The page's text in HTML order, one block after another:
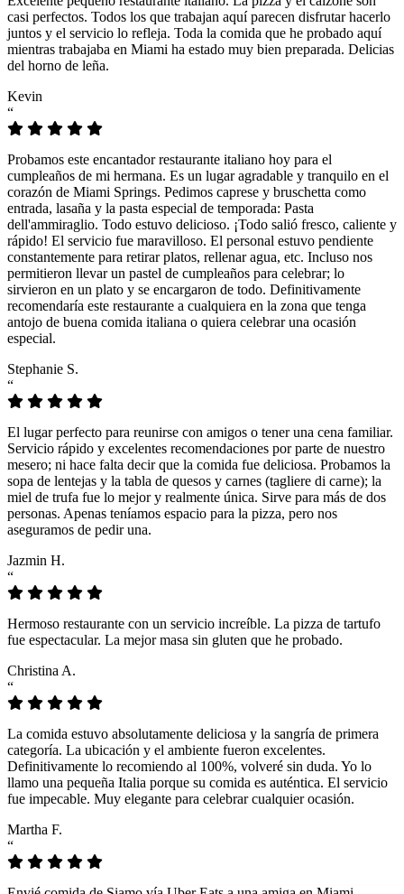
casi perfectos. Todos los que trabajan aquí parecen disfrutar hacerlo
juntos y el servicio lo refleja. Toda la comida que he probado aquí
mientras trabajaba en Miami ha estado muy bien preparada. Delicias
del horno de leña.
Kevin
“
Probamos este encantador restaurante italiano hoy para el
cumpleaños de mi hermana. Es un lugar agradable y tranquilo en el
corazón de Miami Springs. Pedimos caprese y bruschetta como
entrada, lasaña y la pasta especial de temporada: Pasta
dell'ammiraglio. Todo estuvo delicioso. ¡Todo salió fresco, caliente y
rápido! El servicio fue maravilloso. El personal estuvo pendiente
constantemente para retirar platos, rellenar agua, etc. Incluso nos
permitieron llevar un pastel de cumpleaños para celebrar; lo
sirvieron en un plato y se encargaron de todo. Definitivamente
recomendaría este restaurante a cualquiera en la zona que tenga
antojo de buena comida italiana o quiera celebrar una ocasión
especial.
Stephanie S.
“
El lugar perfecto para reunirse con amigos o tener una cena familiar.
Servicio rápido y excelentes recomendaciones por parte de nuestro
mesero; ni hace falta decir que la comida fue deliciosa. Probamos la
sopa de lentejas y la tabla de quesos y carnes (tagliere di carne); la
miel de trufa fue lo mejor y realmente única. Sirve para más de dos
personas. Apenas teníamos espacio para la pizza, pero nos
aseguramos de pedir una.
Jazmin H.
“
Hermoso restaurante con un servicio increíble. La pizza de tartufo
fue espectacular. La mejor masa sin gluten que he probado.
Christina A.
“
La comida estuvo absolutamente deliciosa y la sangría de primera
categoría. La ubicación y el ambiente fueron excelentes.
Definitivamente lo recomiendo al 100%, volveré sin duda. Yo lo
llamo una pequeña Italia porque su comida es auténtica. El servicio
fue impecable. Muy elegante para celebrar cualquier ocasión.
Martha F.
“